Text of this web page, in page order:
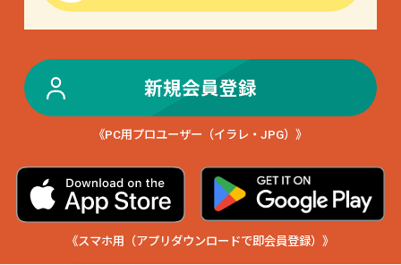
新規会員登録
《PC用プロユーザー（イラレ・JPG）》
《スマホ用（アプリダウンロードで即会員登録）》